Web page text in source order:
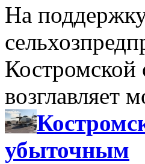
На поддержку
Костромской
возглавляет
убыточным